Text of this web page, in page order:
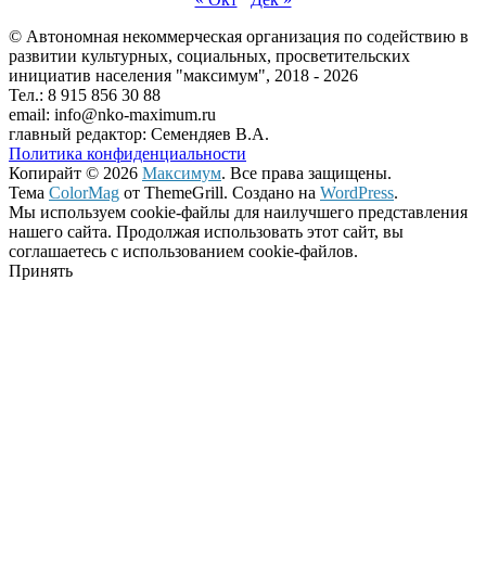
© Автономная некоммерческая организация по содействию в
развитии культурных, социальных, просветительских
инициатив населения "максимум", 2018 - 2026
Тел.: 8 915 856 30 88
email: info@nko-maximum.ru
главный редактор: Семендяев В.А.
Политика конфиденциальности
Копирайт © 2026 Максимум. Все права защищены.
Тема ColorMag от ThemeGrill. Создано на WordPress.
Мы используем cookie-файлы для наилучшего представления
нашего сайта. Продолжая использовать этот сайт, вы
соглашаетесь с использованием cookie-файлов.
Принять